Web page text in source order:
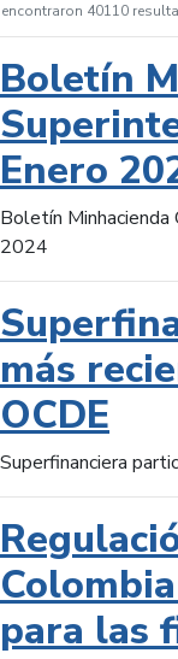
encontraron 40110
Boletín
Enero
Boletín Minhacienda
2024
más
OCDE
Superfinanciera
para las